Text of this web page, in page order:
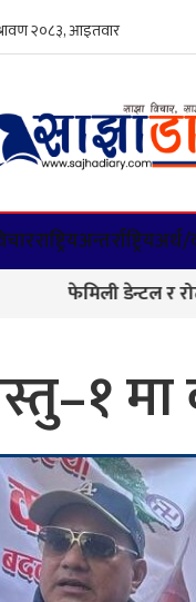
राष्ट्रियअन्तर्राष्ट्रियअर्थ/
डेन्टल र रोटरीको
मा